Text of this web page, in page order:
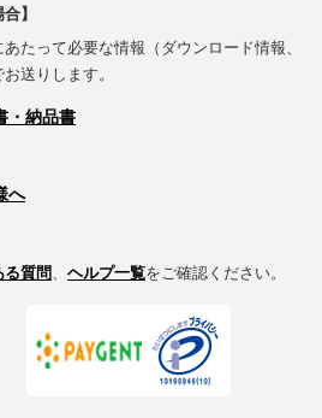
】
たって必要な情報（ダウンロード情報、
送りします。
・納品書
へ
る質問 ヘルプ一覧をご確認ください。